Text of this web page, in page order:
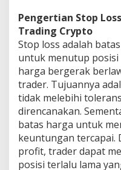
Pengertian Stop
Trading Crypto
Stop loss adalah
untuk menutup
harga bergerak
trader. Tujuannya
tidak melebihi
direncanakan.
batas harga untuk
keuntungan tercapai.
profit, trader dapat
posisi terlalu lama